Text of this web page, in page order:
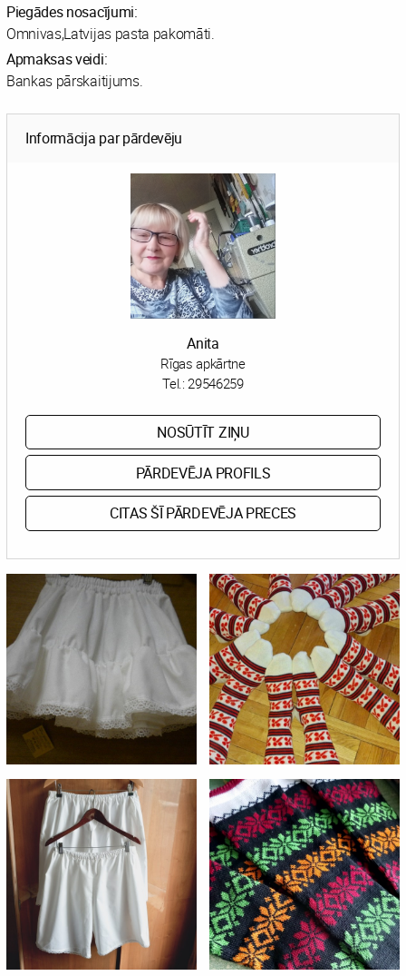
Piegādes nosacījumi:
Omnivas,Latvijas pasta pakomāti.
Apmaksas veidi:
Bankas pārskaitijums.
Informācija par pārdevēju
Anita
Rīgas apkārtne
Tel.:29546259
NOSŪTĪT ZIŅU
PĀRDEVĒJA PROFILS
CITAS ŠĪ PĀRDEVĒJA PRECES